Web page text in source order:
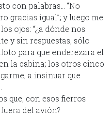
con palabras… “No
gracias igual”; y luego me
ojos: “¿a dónde nos
y sin respuestas, sólo
para que enderezara el
la cabina; los otros cinco
a insinuar que
que, con esos fierros
del avión?